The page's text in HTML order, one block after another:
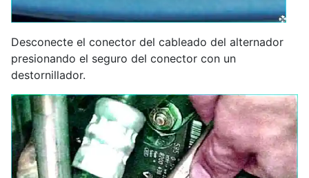
Desconecte el conector del cableado del alternador
presionando el seguro del conector con un
destornillador.